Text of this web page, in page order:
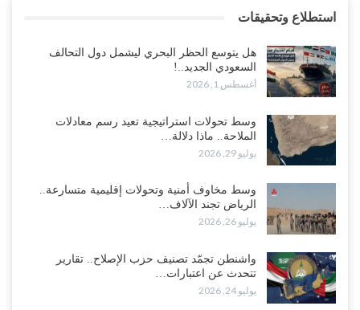
استطلاع وتحقيقات
هل يتوسع الحظر البحري ليشمل دول التحالف
السعودي الجديد..!
أغسطس 1, 2026
وسط تحولات استراتيجية تعيد رسم معادلات
الملاحة.. ماذا دلالة…
يوليو 29, 2026
وسط مخاوف أمنية وتحولات إقليمية متسارعة..
الرياض تجند الآلاف…
يوليو 26, 2026
واشنطن تجمّد تصنيف حزب الإصلاح.. تقارير
تتحدث عن اعتبارات…
يوليو 24, 2026